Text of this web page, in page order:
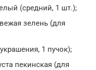
(средний, 1 шт.);
зелень (для
1 пучок);
пекинская (для